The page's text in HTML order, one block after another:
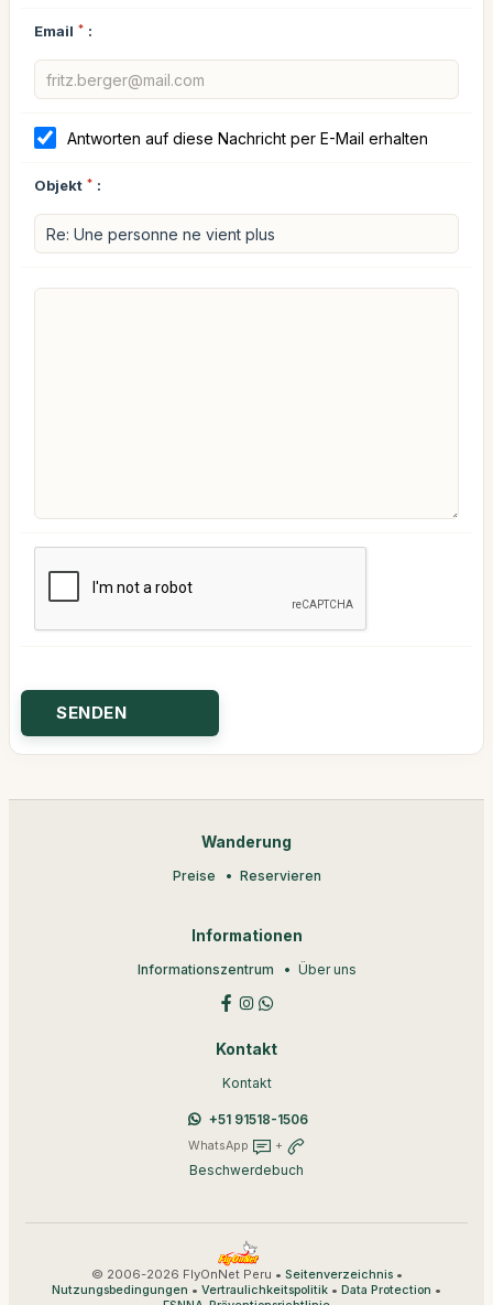
Email * :
Antworten auf diese Nachricht per E-Mail erhalten
Objekt * :
Wanderung
Preise Reservieren
Informationen
Informationszentrum Über uns
Kontakt
Kontakt
+51 91518-1506
WhatsApp +
Beschwerdebuch
© 2006-2026 FlyOnNet Peru • Seitenverzeichnis•
Nutzungsbedingungen • Vertraulichkeitspolitik • Data Protection •